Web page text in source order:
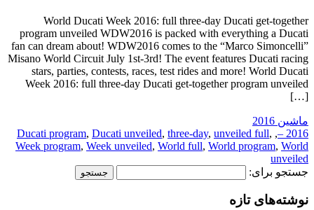
World Ducati Week 2016: full three-day Ducati get-together
program unveiled WDW2016 is packed with everything a Ducati
fan can dream about! WDW2016 comes to the “Marco Simoncelli”
Misano World Circuit July 1st-3rd! The event features Ducati racing
stars, parties, contests, races, test rides and more! World Ducati
Week 2016: full three-day Ducati get-together program unveiled
[…]
ماشین 2016
2016 –
,
Ducati program, Ducati unveiled, three-day, unveiled full,
Week program, Week unveiled, World full, World program, World
unveiled
جستجو برای:
نوشته‌های تازه